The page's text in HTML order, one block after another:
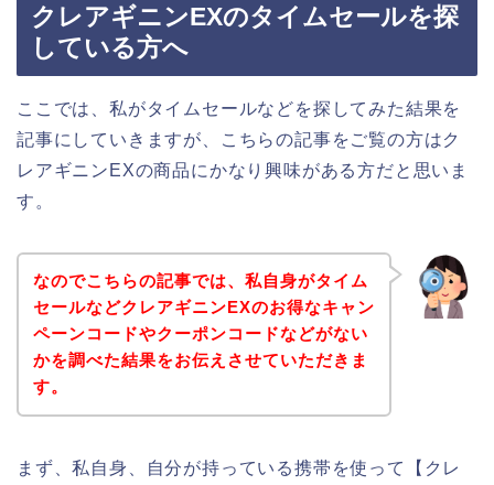
クレアギニンEXのタイムセールを探
している方へ
ここでは、私がタイムセールなどを探してみた結果を
記事にしていきますが、こちらの記事をご覧の方はク
レアギニンEXの商品にかなり興味がある方だと思いま
す。
なのでこちらの記事では、私自身がタイム
セールなどクレアギニンEXのお得なキャン
ペーンコードやクーポンコードなどがない
かを調べた結果をお伝えさせていただきま
す。
まず、私自身、自分が持っている携帯を使って【クレ